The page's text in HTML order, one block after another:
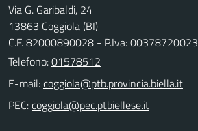
Via G. Garibaldi, 24
13863 Coggiola (BI)
C.F. 82000890028 - P.Iva: 00378720023
Telefono:01578512
E-mail:
PEC: